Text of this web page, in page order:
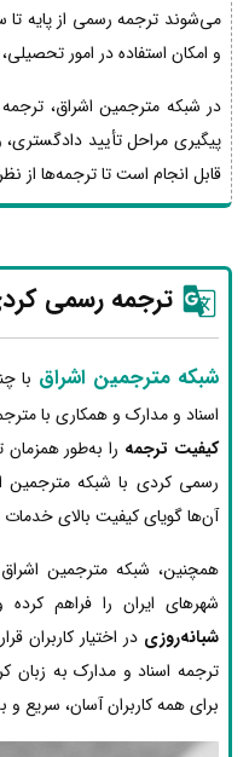
می‌شوند ترجمه رسمی از پایه تا
و امکان استفاده در امور
در شبکه مترجمین اشراق،
پیگیری مراحل تأیید
قابل انجام است تا ترجمه‌ها از
ترجمه رسمی
شبکه مترجمین اشراق با
اسناد و مدارک و همکاری با
کیفیت ترجمه را به‌طور
رسمی کردی با شبکه مترجمین
آن‌ها گویای کیفیت بالای
همچنین، شبکه مترجمین
شهرهای ایران را فراهم کرده
شبانه‌روزی در اختیار کاربران
ترجمه اسناد و مدارک به زبان
برای همه کاربران آسان، سریع